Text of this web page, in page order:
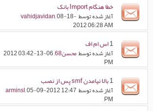
خطا هنگام Import بانک
آغاز شده توسط vahidjavidan, 08-18-
2012 06:28 AM
1اس ام اف
آغاز شده توسطمحسن68 , 06-13-2012 03:42
PM
1بالا نیامدن smf پس از نصب
آغاز شده توسط arminsl, 05-09-2012 12:47
PM